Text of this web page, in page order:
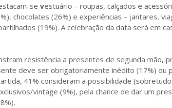
se vestuário – roupas, calçados e
chocolates (26%) e experiências – jantares,
(19%). A celebração da data será em
resistência a presentes de segunda mão,
deve ser obrigatoriamente inédito (17%) ou
41% consideram a possibilidade
vintage (9%), pela chance de dar um